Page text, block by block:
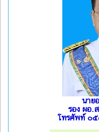
นาย
รอง ผอ.
โทรศัพท์ ๐